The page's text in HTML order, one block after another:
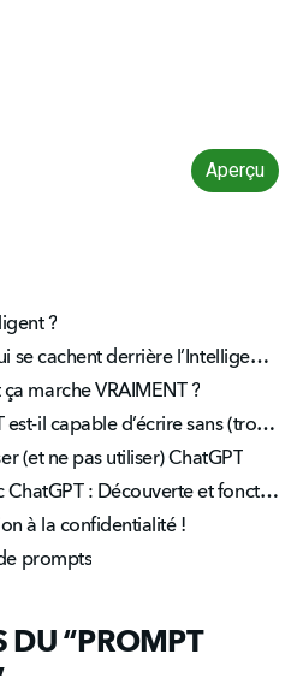
Aperçu
?
#2 - Les technologies qui se cachent derrière l’Intelligence artificielle
marche VRAIMENT ?
#4 - Comment ChatGPT est-il capable d’écrire sans (trop) se tromper ?
(et ne pas utiliser) ChatGPT
#6 - Bien démarrer avec ChatGPT : Découverte et fonctionnalités
à la confidentialité !
prompts
DU “PROMPT